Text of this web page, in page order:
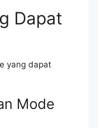
Dapat
yang dapat
Mode